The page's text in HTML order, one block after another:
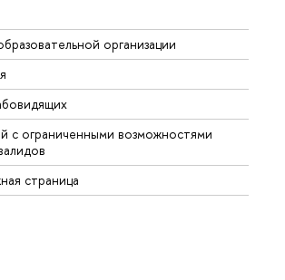
организации
с ограниченными возможностями
страница